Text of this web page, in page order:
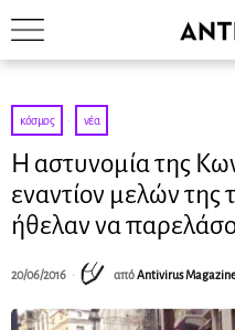
κόσμος · νέα
Η αστυνομία της
εναντίον μελών της
ήθελαν να
20/06/2016 απόAntivirus